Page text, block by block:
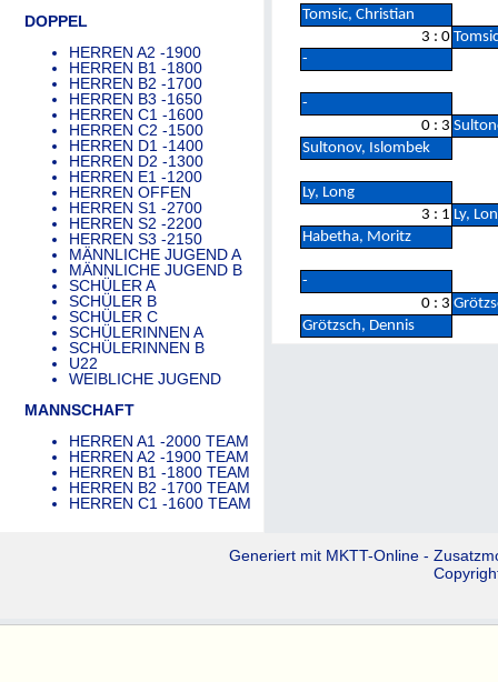
DOPPEL
HERREN A2 -1900
HERREN B1 -1800
HERREN B2 -1700
HERREN B3 -1650
HERREN C1 -1600
HERREN C2 -1500
HERREN D1 -1400
HERREN D2 -1300
HERREN E1 -1200
HERREN OFFEN
HERREN S1 -2700
HERREN S2 -2200
HERREN S3 -2150
MÄNNLICHE JUGEND A
MÄNNLICHE JUGEND B
SCHÜLER A
SCHÜLER B
SCHÜLER C
SCHÜLERINNEN A
SCHÜLERINNEN B
U22
WEIBLICHE JUGEND
MANNSCHAFT
HERREN A1 -2000 TEAM
HERREN A2 -1900 TEAM
HERREN B1 -1800 TEAM
HERREN B2 -1700 TEAM
HERREN C1 -1600 TEAM
Tomsic, Christian
3 : 0
-
-
0 : 3
Sultonov, Islombek
Ly, Long
3 : 1 Ly,
Habetha, Moritz
-
0 : 3
Grötzsch, Dennis
Generiert mit MKTT-Online-